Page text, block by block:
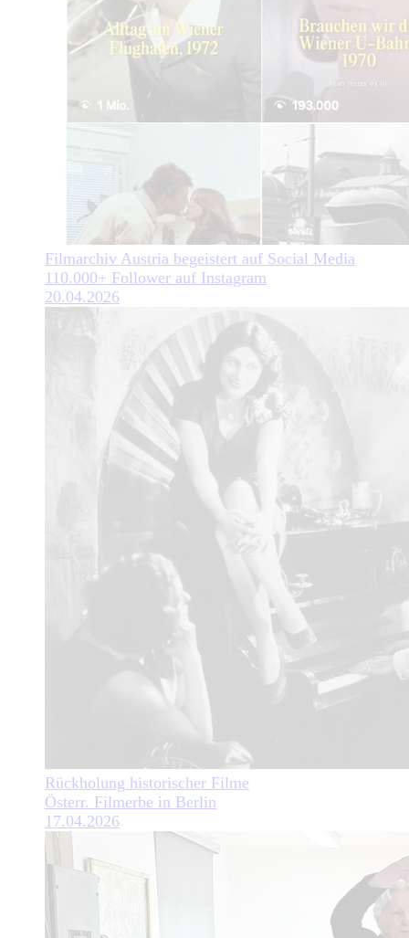
Filmarchiv Austria begeistert auf Social Media
110.000+ Follower auf Instagram
20.04.2026
Rückholung historischer Filme
Österr. Filmerbe in Berlin
17.04.2026